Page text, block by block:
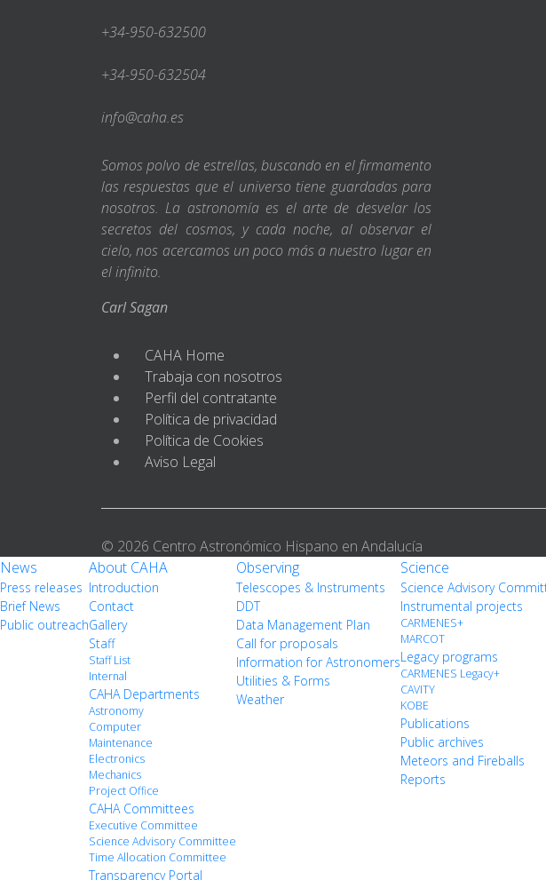
+34-950-632500
+34-950-632504
info@caha.es
Somos polvo de estrellas, buscando en el firmamento
las respuestas que el universo tiene guardadas para
nosotros. La astronomía es el arte de desvelar los
secretos del cosmos, y cada noche, al observar el
cielo, nos acercamos un poco más a nuestro lugar en
el infinito.
Carl Sagan
CAHA Home
Trabaja con nosotros
Perfil del contratante
Política de privacidad
Política de Cookies
Aviso Legal
© 2026 Centro Astronómico Hispano en Andalucía
News
Press releases
Brief News
Public outreach
About CAHA
Introduction
Contact
Gallery
Staff
Staff List
Internal
CAHA Departments
Astronomy
Computer
Maintenance
Electronics
Mechanics
Project Office
CAHA Committees
Executive Committee
Science Advisory Committee
Time Allocation Committee
Transparency Portal
Observing
Telescopes & Instruments
DDT
Data Management Plan
Call for proposals
Information for Astronomers
Utilities & Forms
Weather
Science
Science Advisory
Instrumental projects
CARMENES+
MARCOT
Legacy programs
CARMENES Legacy+
CAVITY
KOBE
Publications
Public archives
Meteors and Fireballs
Reports